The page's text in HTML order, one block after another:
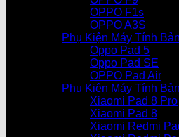
OPPO F1s
OPPO A3S
Phụ Kiện Máy Tính
Oppo Pad 5
Oppo Pad SE
OPPO Pad Air
Phụ Kiện Máy Tính
Xiaomi Pad 8 Pro
Xiaomi Pad 8
Xiaomi Redmi